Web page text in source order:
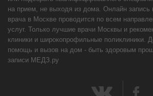
на прием, не выходя из дома. Онлайн запись
врача в Москве проводится по всем
услуг. Только лучшие врачи Москвы и
клиники и широкопрофильные поликлиники.
помощь и вызов на дом - быть здоровым
записи МЕДЗ.ру